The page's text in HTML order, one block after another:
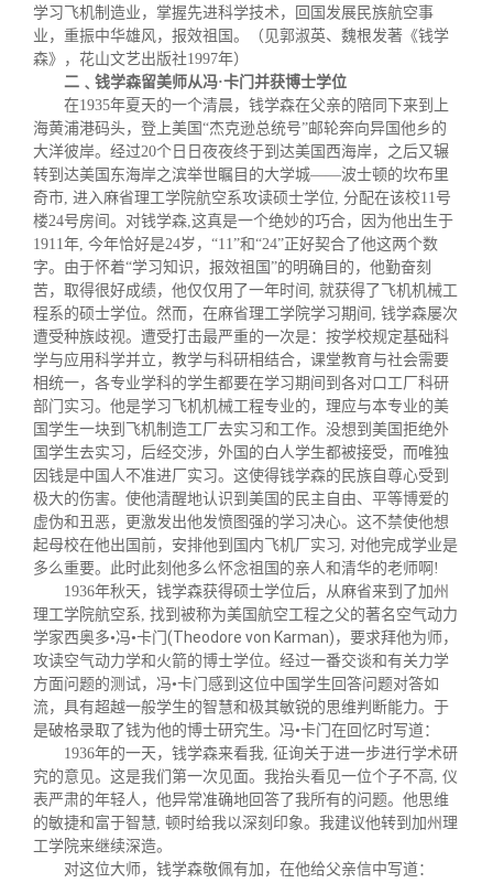
学习飞机制造业，掌握先进科学技术，回国发展民族航空事
业，重振中华雄风，报效祖国。（见郭淑英、魏根发著《钱学
森》，花山文艺出版社1997年）
二﹑钱学森留美师从冯·卡门并获博士学位
在1935年夏天的一个清晨，钱学森在父亲的陪同下来到上
海黄浦港码头，登上美国“杰克逊总统号”邮轮奔向异国他乡的
大洋彼岸。经过20个日日夜夜终于到达美国西海岸，之后又辗
转到达美国东海岸之滨举世瞩目的大学城——波士顿的坎布里
奇市, 进入麻省理工学院航空系攻读硕士学位, 分配在该校11号
楼24号房间。对钱学森,这真是一个绝妙的巧合，因为他出生于
1911年, 今年恰好是24岁，“11”和“24”正好契合了他这两个数
字。由于怀着“学习知识，报效祖国”的明确目的，他勤奋刻
苦，取得很好成绩，他仅仅用了一年时间, 就获得了飞机机械工
程系的硕士学位。然而，在麻省理工学院学习期间, 钱学森屡次
遭受种族歧视。遭受打击最严重的一次是：按学校规定基础科
学与应用科学并立，教学与科研相结合，课堂教育与社会需要
相统一，各专业学科的学生都要在学习期间到各对口工厂科研
部门实习。他是学习飞机机械工程专业的，理应与本专业的美
国学生一块到飞机制造工厂去实习和工作。没想到美国拒绝外
国学生去实习，后经交涉，外国的白人学生都被接受，而唯独
因钱是中国人不准进厂实习。这使得钱学森的民族自尊心受到
极大的伤害。使他清醒地认识到美国的民主自由、平等博爱的
虚伪和丑恶，更激发出他发愤图强的学习决心。这不禁使他想
起母校在他出国前，安排他到国内飞机厂实习, 对他完成学业是
多么重要。此时此刻他多么怀念祖国的亲人和清华的老师啊!
1936年秋天，钱学森获得硕士学位后，从麻省来到了加州
理工学院航空系, 找到被称为美国航空工程之父的著名空气动力
学家西奥多•冯•卡门 (Theodore von Karman) ，要求拜他为师，
攻读空气动力学和火箭的博士学位。经过一番交谈和有关力学
方面问题的测试，冯•卡门感到这位中国学生回答问题对答如
流，具有超越一般学生的智慧和极其敏锐的思维判断能力。于
是破格录取了钱为他的博士研究生。冯•卡门在回忆时写道：
1936年的一天，钱学森来看我, 征询关于进一步进行学术研
究的意见。这是我们第一次见面。我抬头看见一位个子不高, 仪
表严肃的年轻人，他异常准确地回答了我所有的问题。他思维
的敏捷和富于智慧, 顿时给我以深刻印象。我建议他转到加州理
工学院来继续深造。
对这位大师，钱学森敬佩有加，在他给父亲信中写道：